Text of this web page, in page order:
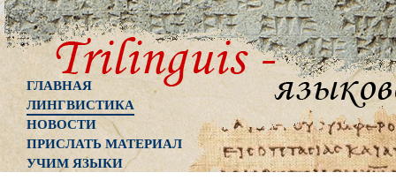
ГЛАВНАЯ
ЛИНГВИСТИКА
НОВОСТИ
ПРИСЛАТЬ МАТЕРИАЛ
УЧИМ ЯЗЫКИ